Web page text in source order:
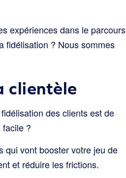
expériences dans le parcours
fidélisation ? Nous sommes
clientèle
des clients est de
facile ?
qui vont booster votre jeu de
et réduire les frictions.